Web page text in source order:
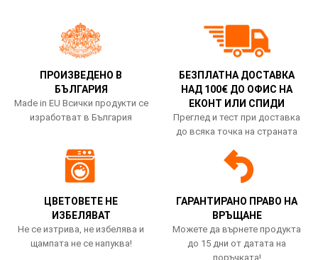
ПРОИЗВЕДЕНО В
БЪЛГАРИЯ
Made in EU Всички продукти се
изработват в България
БЕЗПЛАТНА ДОСТАВКА
НАД 100€ ДО ОФИС НА
ЕКОНТ ИЛИ СПИДИ
Преглед и тест при доставка
до всяка точка на страната
ЦВЕТОВЕТЕ НЕ
ИЗБЕЛЯВАТ
Не се изтрива, не избелява и
щампата не се напуква!
ГАРАНТИРАНО ПРАВО НА
ВРЪЩАНЕ
Можете да върнете продукта
до 15 дни от датата на
поръчката!